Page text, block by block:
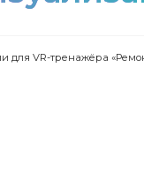
для VR-тренажёра